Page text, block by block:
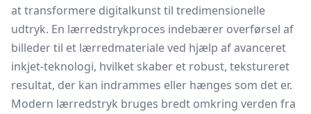
at transformere digitalkunst til tredimensionelle
udtryk. En lærredstrykproces indebærer overførsel af
billeder til et lærredmateriale ved hjælp af avanceret
inkjet-teknologi, hvilket skaber et robust, tekstureret
resultat, der kan indrammes eller hænges som det er.
Modern lærredstryk bruges bredt omkring verden fra